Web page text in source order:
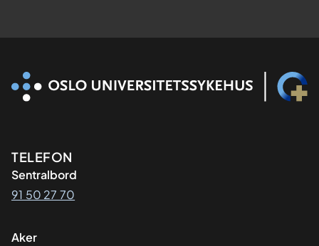
Kontaktinformasjon
TELEFON
Sentralbord
91 50 27 70
Aker